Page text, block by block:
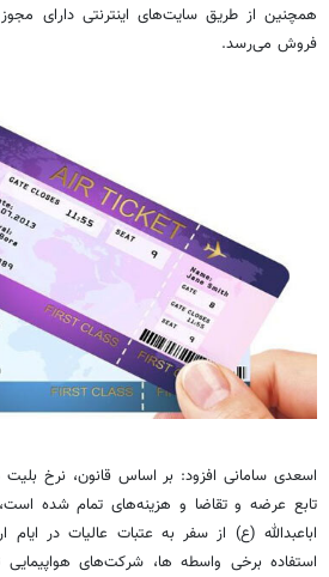
همچنین از طریق سایت‌های اینترنتی دارای
فروش می‌رسد.
اسعدی سامانی افزود: بر اساس قانون، نرخ بلیت
تابع عرضه و تقاضا و هزینه‌های تمام شده است،
اباعبدالله (ع) از سفر به عتبات عالیات در
استفاده برخی واسطه ها، شرکت‌های